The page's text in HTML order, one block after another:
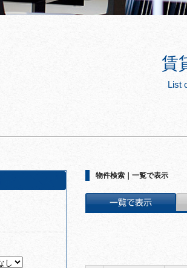
賃
List
物件検索｜一覧で表示